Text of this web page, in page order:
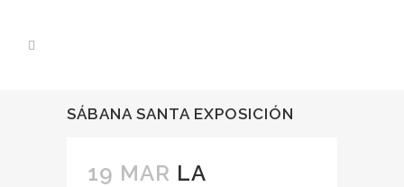
SÁBANA SANTA EXPOSICIÓN
19 MAR LA